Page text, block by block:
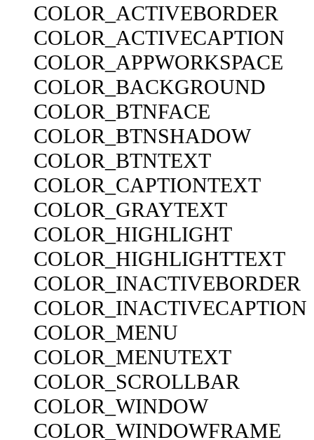
COLOR_ACTIVEBORDER
COLOR_ACTIVECAPTION
COLOR_APPWORKSPACE
COLOR_BACKGROUND
COLOR_BTNFACE
COLOR_BTNSHADOW
COLOR_BTNTEXT
COLOR_CAPTIONTEXT
COLOR_GRAYTEXT
COLOR_HIGHLIGHT
COLOR_HIGHLIGHTTEXT
COLOR_INACTIVEBORDER
COLOR_INACTIVECAPTION
COLOR_MENU
COLOR_MENUTEXT
COLOR_SCROLLBAR
COLOR_WINDOW
COLOR_WINDOWFRAME